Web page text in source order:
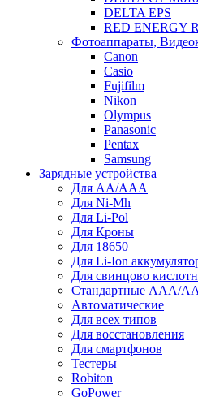
DELTA EPS
RED ENERGY
Фотоаппараты,
Canon
Casio
Fujifilm
Nikon
Olympus
Panasonic
Pentax
Samsung
Зарядные устройства
Для AA/AAA
Для Ni-Mh
Для Li-Pol
Для Кроны
Для 18650
Для Li-Ion
Для свинцово
Стандартные ААА/
Автоматические
Для всех типов
Для восстановления
Для смартфонов
Тестеры
Robiton
GoPower